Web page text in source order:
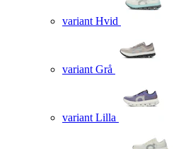
variant Hvid
variant Grå
variant Lilla